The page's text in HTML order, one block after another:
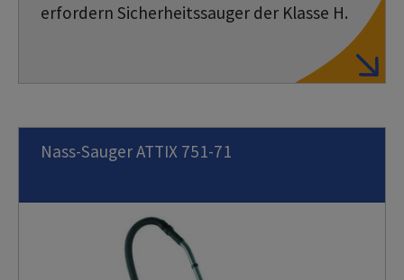
erfordern Sicherheitssauger der Klasse H.
Nass-Sauger ATTIX 751-71